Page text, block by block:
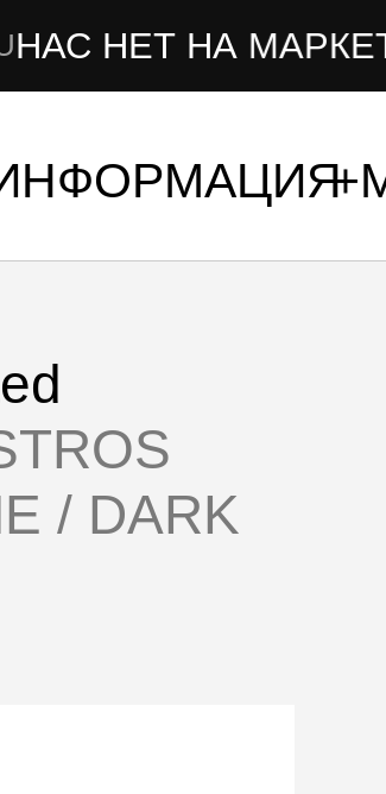
МАРКЕТПЛЕЙСАХ
/ DARK